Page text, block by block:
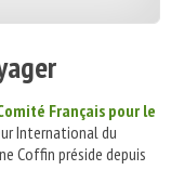
Français pour le
International du
Coffin préside depuis